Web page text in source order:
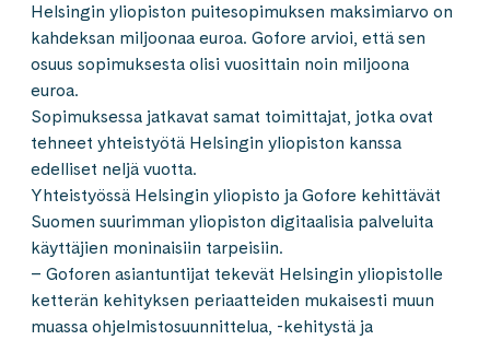
Helsingin yliopiston puitesopimuksen maksimiarvo on
kahdeksan miljoonaa euroa. Gofore arvioi, että sen
osuus sopimuksesta olisi vuosittain noin miljoona
euroa.
Sopimuksessa jatkavat samat toimittajat, jotka ovat
tehneet yhteistyötä Helsingin yliopiston kanssa
edelliset neljä vuotta.
Yhteistyössä Helsingin yliopisto ja Gofore kehittävät
Suomen suurimman yliopiston digitaalisia palveluita
käyttäjien moninaisiin tarpeisiin.
– Goforen asiantuntijat tekevät Helsingin yliopistolle
ketterän kehityksen periaatteiden mukaisesti muun
muassa ohjelmistosuunnittelua, -kehitystä ja